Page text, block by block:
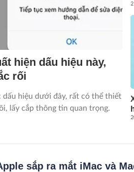
hiện dấu hiệu này,
rối
dấu hiệu dưới đây, rất có thể thiết
lấy cắp thông tin quan trọng.
sắp ra mắt iMac và